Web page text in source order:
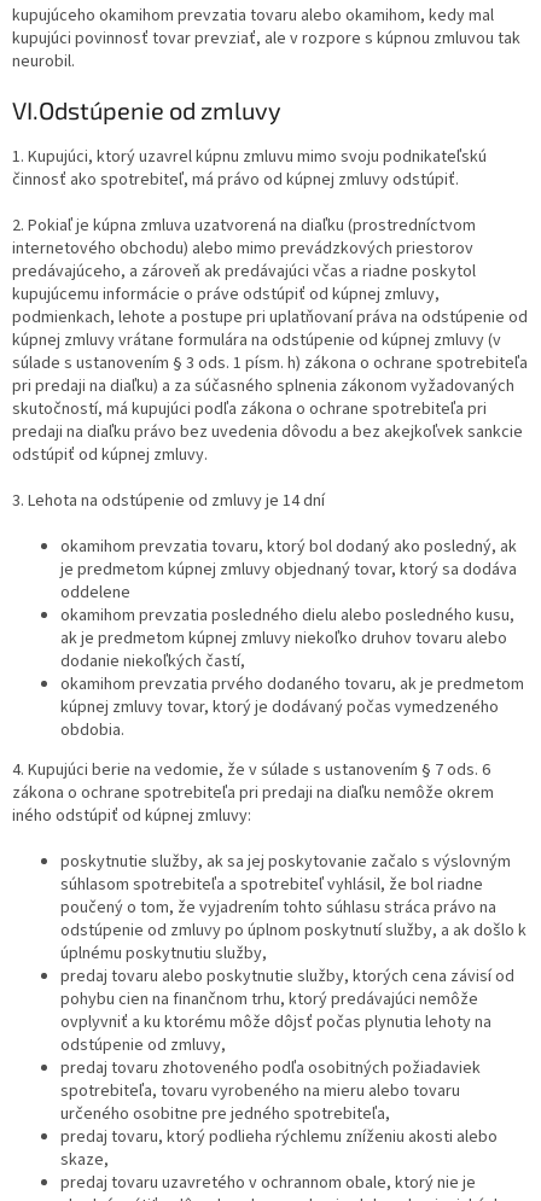
kupujúceho okamihom prevzatia tovaru alebo okamihom, kedy mal
kupujúci povinnosť tovar prevziať, ale v rozpore s kúpnou zmluvou tak
neurobil.
VI.Odstúpenie od zmluvy
1. Kupujúci, ktorý uzavrel kúpnu zmluvu mimo svoju podnikateľskú
činnosť ako spotrebiteľ, má právo od kúpnej zmluvy odstúpiť.
2. Pokiaľ je kúpna zmluva uzatvorená na diaľku (prostredníctvom
internetového obchodu) alebo mimo prevádzkových priestorov
predávajúceho, a zároveň ak predávajúci včas a riadne poskytol
kupujúcemu informácie o práve odstúpiť od kúpnej zmluvy,
podmienkach, lehote a postupe pri uplatňovaní práva na odstúpenie od
kúpnej zmluvy vrátane formulára na odstúpenie od kúpnej zmluvy (v
súlade s ustanovením § 3 ods. 1 písm. h) zákona o ochrane spotrebiteľa
pri predaji na diaľku) a za súčasného splnenia zákonom vyžadovaných
skutočností, má kupujúci podľa zákona o ochrane spotrebiteľa pri
predaji na diaľku právo bez uvedenia dôvodu a bez akejkoľvek sankcie
odstúpiť od kúpnej zmluvy.
3. Lehota na odstúpenie od zmluvy je 14 dní
okamihom prevzatia tovaru, ktorý bol dodaný ako posledný, ak
je predmetom kúpnej zmluvy objednaný tovar, ktorý sa dodáva
oddelene
okamihom prevzatia posledného dielu alebo posledného kusu,
ak je predmetom kúpnej zmluvy niekoľko druhov tovaru alebo
dodanie niekoľkých častí,
okamihom prevzatia prvého dodaného tovaru, ak je predmetom
kúpnej zmluvy tovar, ktorý je dodávaný počas vymedzeného
obdobia.
4. Kupujúci berie na vedomie, že v súlade s ustanovením § 7 ods. 6
zákona o ochrane spotrebiteľa pri predaji na diaľku nemôže okrem
iného odstúpiť od kúpnej zmluvy:
poskytnutie služby, ak sa jej poskytovanie začalo s výslovným
súhlasom spotrebiteľa a spotrebiteľ vyhlásil, že bol riadne
poučený o tom, že vyjadrením tohto súhlasu stráca právo na
odstúpenie od zmluvy po úplnom poskytnutí služby, a ak došlo k
úplnému poskytnutiu služby,
predaj tovaru alebo poskytnutie služby, ktorých cena závisí od
pohybu cien na finančnom trhu, ktorý predávajúci nemôže
ovplyvniť a ku ktorému môže dôjsť počas plynutia lehoty na
odstúpenie od zmluvy,
predaj tovaru zhotoveného podľa osobitných požiadaviek
spotrebiteľa, tovaru vyrobeného na mieru alebo tovaru
určeného osobitne pre jedného spotrebiteľa,
predaj tovaru, ktorý podlieha rýchlemu zníženiu akosti alebo
skaze,
predaj tovaru uzavretého v ochrannom obale, ktorý nie je